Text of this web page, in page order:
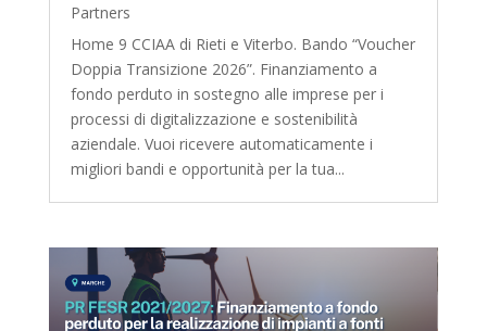
Partners
Home 9 CCIAA di Rieti e Viterbo. Bando “Voucher
Doppia Transizione 2026”. Finanziamento a
fondo perduto in sostegno alle imprese per i
processi di digitalizzazione e sostenibilità
aziendale. Vuoi ricevere automaticamente i
migliori bandi e opportunità per la tua...